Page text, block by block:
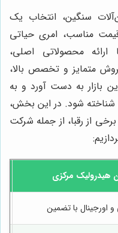
سنگین، انتخاب یک
مناسب، امری حیاتی
ارائه محصولاتی اصلی،
متمایز و تخصص بالا،
بازار به دست آورد و به
شناخته شود. در این بخش،
برخی از رقبا، از جمله شرکت
هیدرولیک مرکزی
اورجینال با تضمین